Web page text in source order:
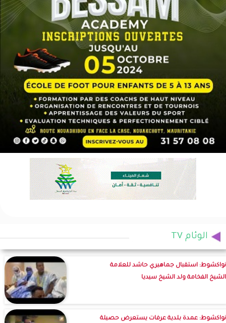
الوئام TV
نواكشوط: استقبال جماهيري حاشد للعلامة
الشيخ الفخامة ولد الشيخ سيديا
نواكشوط: عمدة بلدية عرفات يستعرض حصيلة